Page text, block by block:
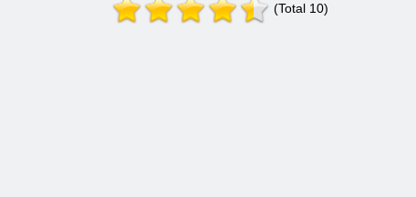
(Total 10)